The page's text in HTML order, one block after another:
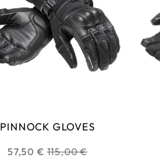
PINNOCK GLOVES
57,50 € Prix
115,00 €